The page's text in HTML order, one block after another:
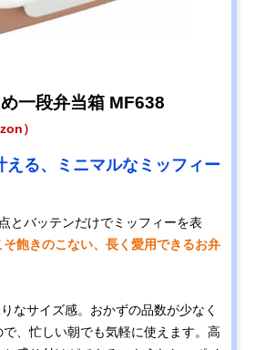
一段弁当箱 MF638
）
える、ミニマルなミッフィー
とバッテンだけでミッフィーを表
飽きのこない、長く愛用できるお弁
なサイズ感。おかずの品数が少なく
、忙しい朝でも気軽に使えます。高